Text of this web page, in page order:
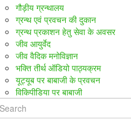
गौड़ीय ग्रन्थालय
ग्रन्थ एवं प्रवचन की दुकान
ग्रन्थ प्रकाशन हेतु सेवा के अवसर
जीव आयुर्वेद
जीव वैदिक मनोविज्ञान
भक्ति तीर्थ ऑडियो पाठ्यक्रम
यूट्यूब पर बाबाजी के प्रवचन
विकिपीडिया पर बाबाजी